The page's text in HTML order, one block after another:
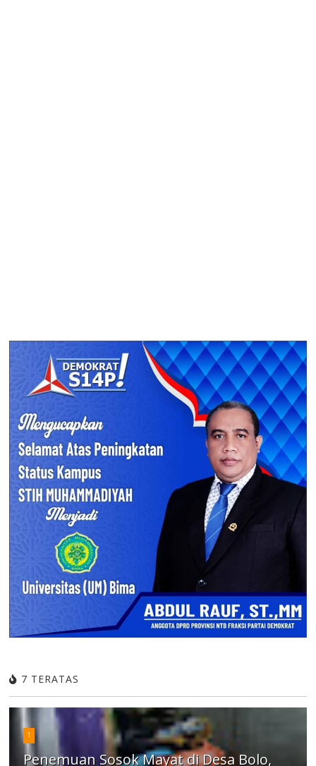
7 TERATAS
1
Penemuan Sosok Mayat di Desa Bolo,